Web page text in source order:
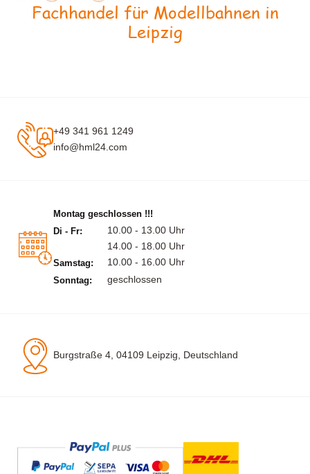
Fachhandel für Modellbahnen in
Leipzig
+49 341 961 1249
info@hml24.com
Montag geschlossen !!!
Di - Fr:
10.00 - 13.00 Uhr
14.00 - 18.00 Uhr
Samstag: 10.00 - 16.00 Uhr
Sonntag: geschlossen
Burgstraße 4, 04109 Leipzig, Deutschland